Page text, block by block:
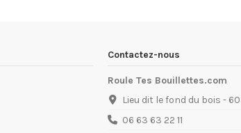
Contactez-nous
Roule Tes Bouillettes.com
Lieu dit le fond du bois -
06 63 63 22 11